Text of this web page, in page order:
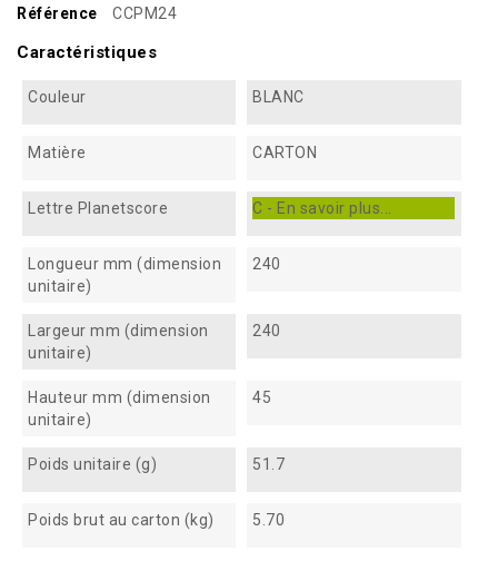
Référence CCPM24
Caractéristiques
Couleur BLANC
Matière CARTON
Lettre Planetscore C - En savoir plus...
Longueur mm (dimension
unitaire)
240
Largeur mm (dimension
unitaire)
240
Hauteur mm (dimension
unitaire)
45
Poids unitaire (g) 51.7
Poids brut au carton (kg) 5.70